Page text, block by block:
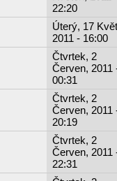
22:20
Úterý, 17
2011 - 16:00
Čtvrtek, 2
Červen, 2011
00:31
Čtvrtek, 2
Červen, 2011
20:19
Čtvrtek, 2
Červen, 2011
22:31